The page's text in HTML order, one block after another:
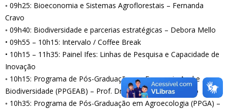
◦ 09h25: Bioeconomia e Sistemas Agroflorestais – Fernanda
Cravo
◦ 09h40: Biodiversidade e parcerias estratégicas – Debora Mello
• 09h55 – 10h15: Intervalo / Coffee Break
• 10h15 – 11h35: Painel Ifes: Linhas de Pesquisa e Capacidade de
Inovação
◦ 10h15: Programa de Pós-Graduação em Economia Azul e
Biodiversidade (PPGEAB) – Prof. Dr. Jones Santander Neto
◦ 10h35: Programa de Pós-Graduação em Agroecologia (PPGA) –